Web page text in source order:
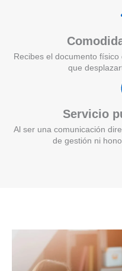
Recibes el documento
que
Servicio
Al ser una comunicación
de gestión ni